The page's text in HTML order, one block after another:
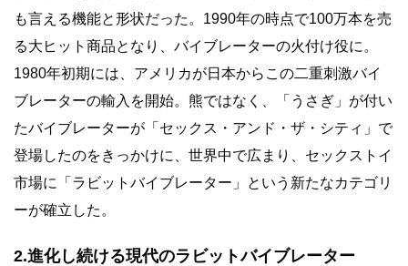
も言える機能と形状だった。1990年の時点で100万本を売
る大ヒット商品となり、バイブレーターの火付け役に。
1980年初期には、アメリカが日本からこの二重刺激バイ
ブレーターの輸入を開始。熊ではなく、「うさぎ」が付い
たバイブレーターが「セックス・アンド・ザ・シティ」で
登場したのをきっかけに、世界中で広まり、セックストイ
市場に「ラビットバイブレーター」という新たなカテゴリ
ーが確立した。
2.進化し続ける現代のラビットバイブレーター